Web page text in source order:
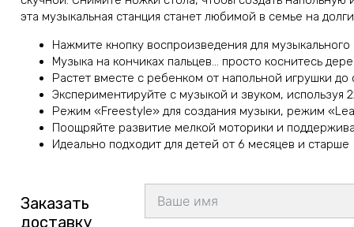
эта музыкальная станция станет любимой в семье на
Нажмите кнопку воспроизведения для
Музыка на кончиках пальцев… просто коснитесь
Растет вместе с ребенком от напольной игрушки
Экспериментируйте с музыкой и звуком, используя
Режим «Freestyle» для создания музыки, режим
Поощряйте развитие мелкой моторики и
Идеально подходит для детей от 6 месяцев и старше
Заказать
доставку